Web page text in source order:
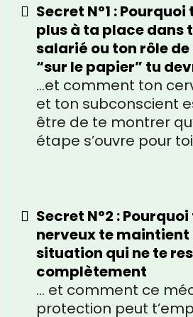
Secret N°1 : Pourquoi
plus à ta place dans
salarié ou ton rôle
“sur le papier” tu
…et comment ton
et ton subconscient
être de te montrer
étape s’ouvre pour
Secret N°2 :
nerveux te maintient
situation qui ne te
complètement
… et comment ce
protection peut